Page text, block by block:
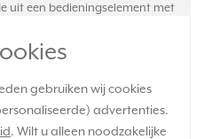
gebruiken wij cookies
advertenties.
. Wilt u alleen noodzakelijke
uit een bedieningselement met
van de ruimtetemperatuur.
Serie: CD 500, kleur: